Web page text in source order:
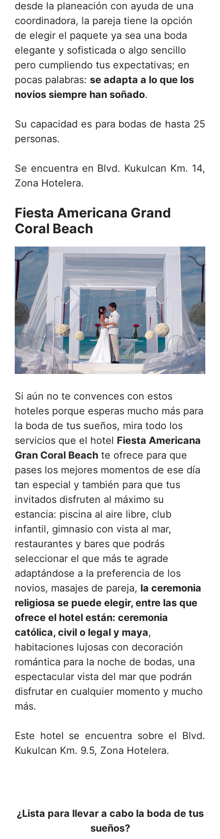
desde la planeación con ayuda de una
coordinadora, la pareja tiene la opción
de elegir el paquete ya sea una boda
elegante y sofisticada o algo sencillo
pero cumpliendo tus expectativas; en
pocas palabras: se adapta a lo que los
novios siempre han soñado.
Su capacidad es para bodas de hasta 25
personas.
Se encuentra en Blvd. Kukulcan Km. 14,
Zona Hotelera.
Fiesta Americana Grand
Coral Beach
Si aún no te convences con estos
hoteles porque esperas mucho más para
la boda de tus sueños, mira todo los
servicios que el hotel Fiesta Americana
Gran Coral Beach te ofrece para que
pases los mejores momentos de ese día
tan especial y también para que tus
invitados disfruten al máximo su
estancia: piscina al aire libre, club
infantil, gimnasio con vista al mar,
restaurantes y bares que podrás
seleccionar el que más te agrade
adaptándose a la preferencia de los
novios, masajes de pareja, la ceremonia
religiosa se puede elegir, entre las que
ofrece el hotel están: ceremonia
católica, civil o legal y maya,
habitaciones lujosas con decoración
romántica para la noche de bodas, una
espectacular vista del mar que podrán
disfrutar en cualquier momento y mucho
más.
Este hotel se encuentra sobre el Blvd.
Kukulcan Km. 9.5, Zona Hotelera.
¿Lista para llevar a cabo la boda de tus
sueños?